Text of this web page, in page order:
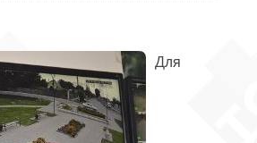
Для